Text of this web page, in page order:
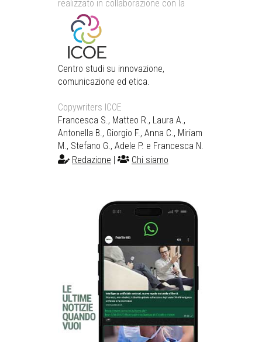
realizzato in collaborazione con la
Centro studi su innovazione,
comunicazione ed etica.
Copywriters ICOE
Francesca S., Matteo R., Laura A.,
Antonella B., Giorgio F., Anna C., Miriam
M., Stefano G., Adele P. e Francesca N.
Redazione
Chi siamo